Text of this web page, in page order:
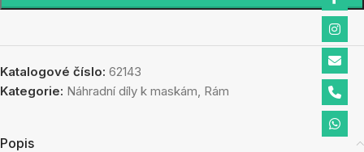
Katalogové číslo: 62143
Kategorie: Náhradní díly k maskám, Rám
Popis